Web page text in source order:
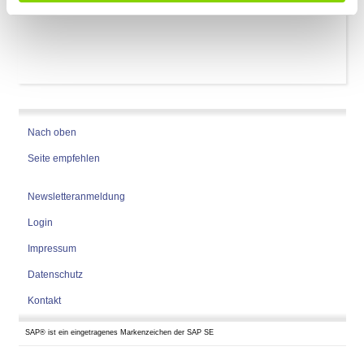
Nach oben
Seite empfehlen
Newsletteranmeldung
Login
Impressum
Datenschutz
Kontakt
SAP® ist ein eingetragenes Markenzeichen der SAP SE